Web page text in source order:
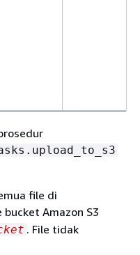
file di
Amazon S3
. File tidak